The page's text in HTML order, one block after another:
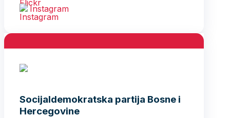
Instagram
Socijaldemokratska partija Bosne i
Hercegovine